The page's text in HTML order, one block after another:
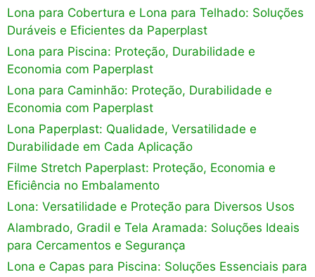
Lona para Cobertura e Lona para Telhado: Soluções
Duráveis e Eficientes da Paperplast
Lona para Piscina: Proteção, Durabilidade e
Economia com Paperplast
Lona para Caminhão: Proteção, Durabilidade e
Economia com Paperplast
Lona Paperplast: Qualidade, Versatilidade e
Durabilidade em Cada Aplicação
Filme Stretch Paperplast: Proteção, Economia e
Eficiência no Embalamento
Lona: Versatilidade e Proteção para Diversos Usos
Alambrado, Gradil e Tela Aramada: Soluções Ideais
para Cercamentos e Segurança
Lona e Capas para Piscina: Soluções Essenciais para